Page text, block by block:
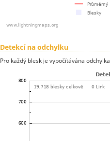
Detekcí na odchylku
Pro každý blesk je vypočítávána odchylka